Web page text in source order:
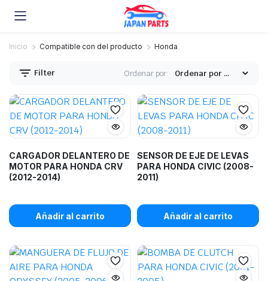
Inicio Compatible con del producto Honda
Filter Ordenar por:
CARGADOR DELANTERO DE
MOTOR PARA HONDA CRV
(2012-2014)
Añadir al carrito
SENSOR DE EJE DE LEVAS
PARA HONDA CIVIC (2008-
2011)
Añadir al carrito